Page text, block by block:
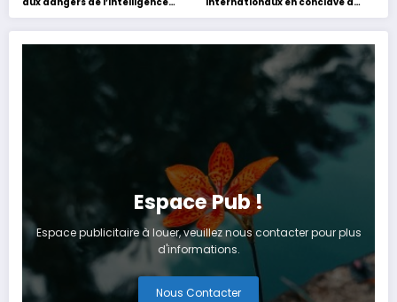
artificielle
Tanger
Espace Pub !
Espace publicitaire à louer, veuillez nous contacter pour plus
d'informations.
Nous Contacter